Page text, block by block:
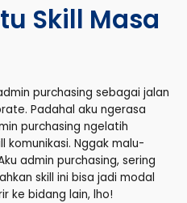
Skill Masa
purchasing sebagai jalan
Padahal aku ngerasa
purchasing ngelatih
komunikasi. Nggak malu-
admin purchasing, sering
skill ini bisa jadi modal
ke bidang lain, lho!